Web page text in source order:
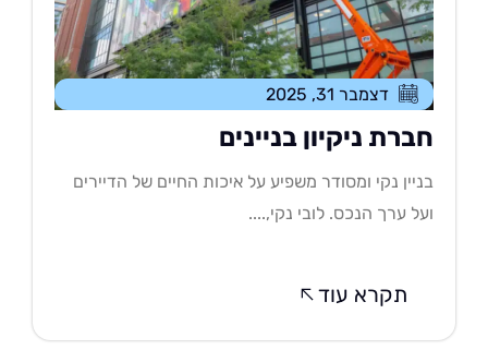
דצמבר 31, 2025
ניקיון בניינים
נקי ומסודר משפיע על איכות החיים של הדיירים
ערך הנכס. לובי נקי,....
תקרא עוד